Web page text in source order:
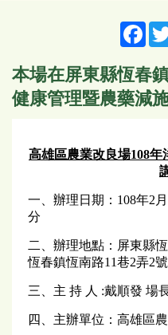
本場在屏東縣恆春
健康管理暨農藥減
高雄區農業改良場108
一、辦理日期：108年2
分
二、辦理地點：屏東縣
恆春鎮恆南路11巷2弄2
三、主 持 人 :戴順發 場
四、主辦單位：高雄區